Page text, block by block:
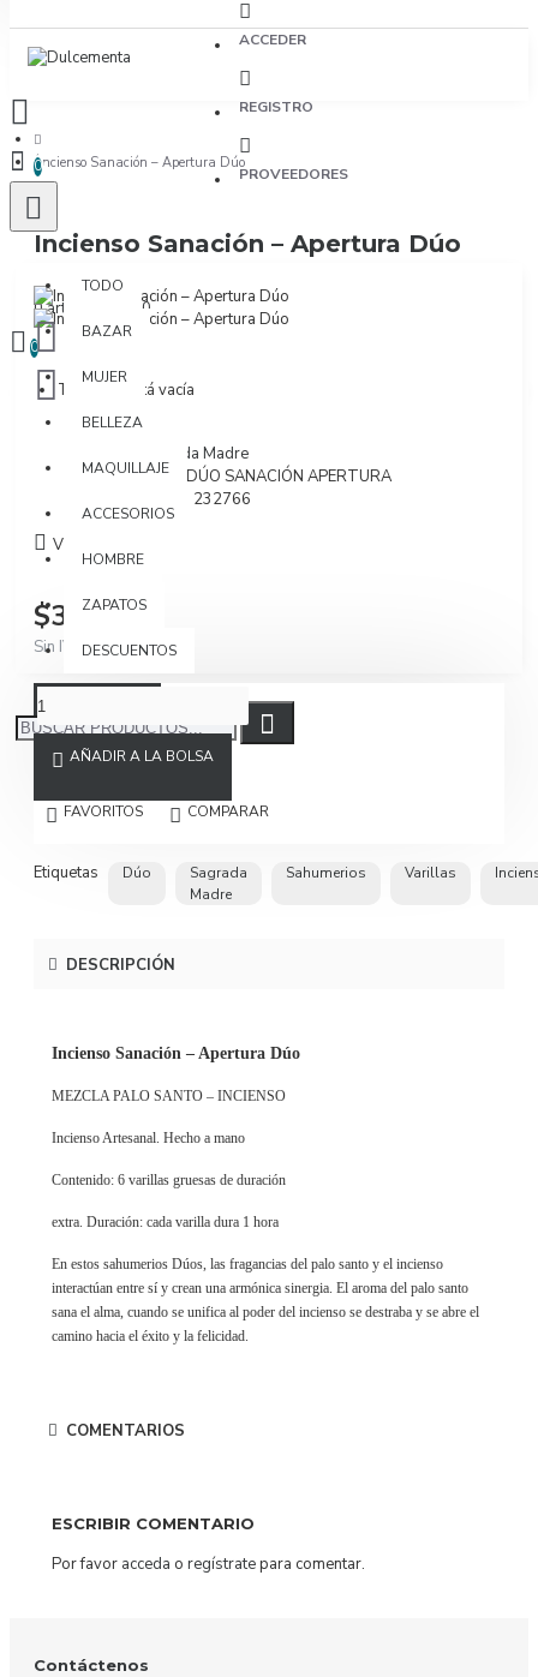
ACCEDER
REGISTRO
PROVEEDORES
0
TODO
TODO
BAZAR
MUJER
BELLEZA
MAQUILLAJE
ACCESORIOS
HOMBRE
ZAPATOS
DESCUENTOS
0 artículo(s) - $0
0
Tu bolsa está vacía
Incienso Sanación – Apertura Dúo
Incienso Sanación – Apertura Dúo
Sagrada Madre
Modelo:22D DÚO SANACIÓN APERTURA
7798348232766
Visto: 86
$39.900
Sin IVA $33.529
AÑADIR A LA BOLSA
FAVORITOS COMPARAR
Etiquetas Dúo
Sagrada
Madre
Sahumerios Varillas
DESCRIPCIÓN
Incienso Sanación – Apertura Dúo
MEZCLA PALO SANTO – INCIENSO
Incienso Artesanal. Hecho a mano
Contenido: 6 varillas gruesas de duración
extra. Duración: cada varilla dura 1 hora
En estos sahumerios Dúos, las fragancias del palo santo y el incienso
interactúan entre sí y crean una armónica sinergia. El aroma del palo santo
sana el alma, cuando se unifica al poder del incienso se destraba y se abre el
camino hacia el éxito y la felicidad.
COMENTARIOS
ESCRIBIR COMENTARIO
Por favor acceda o regístratepara comentar.
Contáctenos